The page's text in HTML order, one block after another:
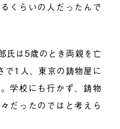
くらいの人だったんで
氏は5歳のとき両親を亡
で1人、東京の鋳物屋に
学校にも行かず、鋳物
だったのではと考えら